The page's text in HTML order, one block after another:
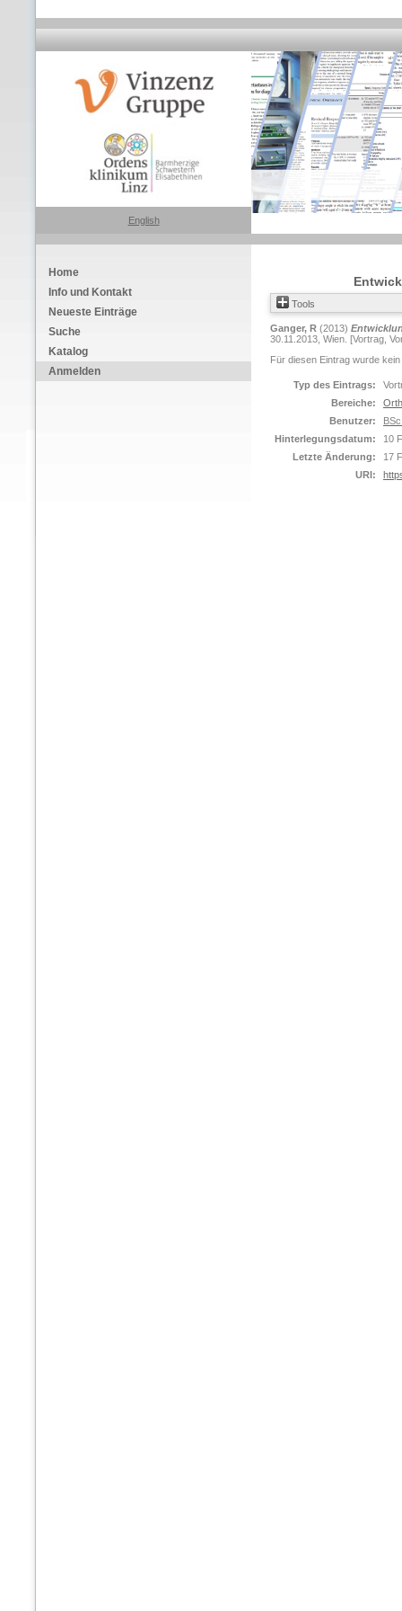
English
Home
Info und Kontakt
Neueste Einträge
Suche
Katalog
Anmelden
Tools
Ganger, R (2013)
30.11.2013, Wien. [Vortrag,
Für diesen Eintrag wurde
Typ des Eintrags:
Bereiche:
Benutzer:
Hinterlegungsdatum:
10
Letzte Änderung:
17
URI: